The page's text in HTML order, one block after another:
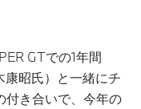
GTでの1年間
昭氏）と一緒にチ
付き合いで、今年の